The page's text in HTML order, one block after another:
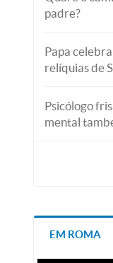
padre?
Papa
relíquias de
Psicólogo
mental
EM ROMA